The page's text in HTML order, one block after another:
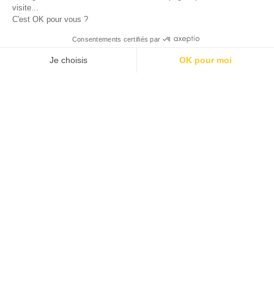
visite...
C'est OK pour vous ?
Consentements certifiés par
Je choisis OK pour moi
J'accepte les conditions générales d'utilisation